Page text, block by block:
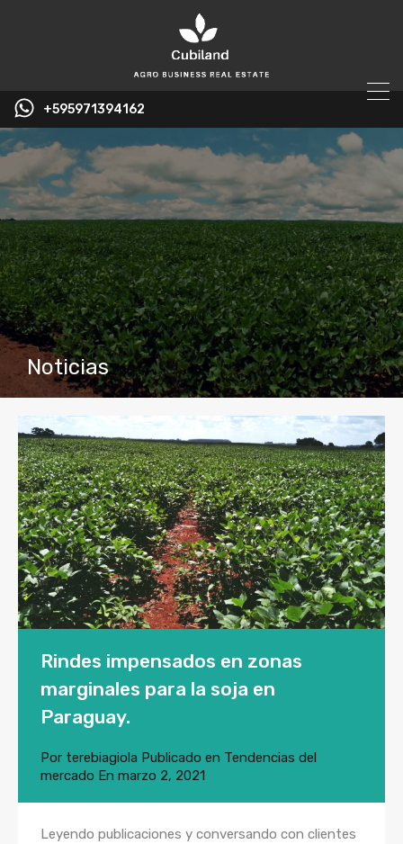
+595971394162
Noticias
Rindes impensados en zonas
marginales para la soja en
Paraguay.
Por terebiagiola Publicado en Tendencias del
mercado En marzo 2, 2021
Leyendo publicaciones y conversando con clientes